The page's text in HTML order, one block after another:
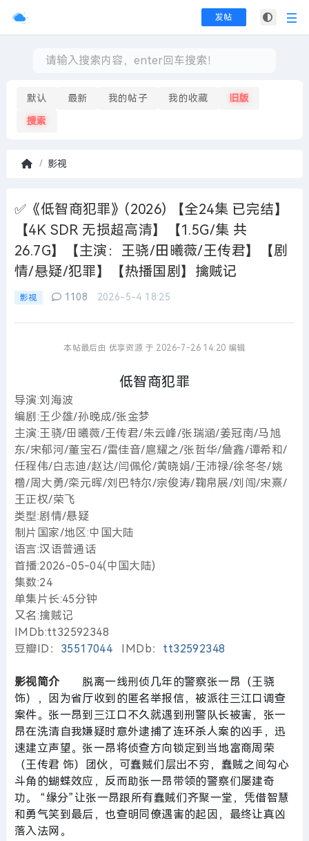
发帖
默认 最新 我的帖子 我的收藏 旧版
搜索
页
影视
✅《低智商犯罪》(2026) 【全24集 已完结】
【4K SDR 无损超高清】【1.5G/集 共
26.7G】【主演：王骁/田曦薇/王传君】【剧
情/悬疑/犯罪】【热播国剧】擒贼记
影视 1108 2026-5-4 18:25
本帖最后由 优享资源 于 2026-7-26 14:20 编辑
低智商犯罪
导演:刘海波
编剧:王少雄/孙晚成/张金梦
主演:王骁/田曦薇/王传君/朱云峰/张瑞涵/姜冠南/马旭
东/宋郁河/董宝石/雷佳音/扈耀之/张哲华/詹鑫/谭希和/
任程伟/白志迪/赵达/闫佩伦/黄晓娟/王沛禄/徐冬冬/姚
橹/周大勇/栾元晖/刘巴特尔/宗俊涛/鞠帛展/刘闯/宋熹/
王正权/荣飞
类型:剧情/悬疑
制片国家/地区:中国大陆
语言:汉语普通话
首播:2026-05-04(中国大陆)
集数:24
单集片长:45分钟
又名:擒贼记
IMDb:tt32592348
豆瓣ID： 35517044 IMDb： tt32592348
影视简介 脱离一线刑侦几年的警察张一昂（王骁
饰），因为省厅收到的匿名举报信，被派往三江口调查
案件。张一昂到三江口不久就遇到刑警队长被害，张一
昂在洗清自我嫌疑时意外逮捕了连环杀人案的凶手，迅
速建立声望。张一昂将侦查方向锁定到当地富商周荣
（王传君 饰）团伙，可蠢贼们层出不穷，蠢贼之间勾心
斗角的蝴蝶效应，反而助张一昂带领的警察们屡建奇
功。 “缘分”让张一昂跟所有蠢贼们齐聚一堂，凭借智慧
和勇气笑到最后，也查明同僚遇害的起因，最终让真凶
落入法网。